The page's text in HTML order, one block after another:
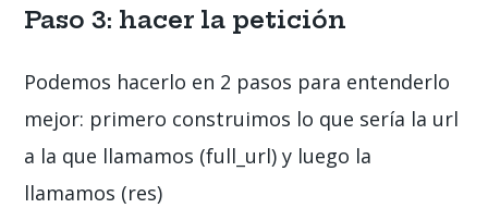
Paso 3: hacer la petición
Podemos hacerlo en 2 pasos para entenderlo
mejor: primero construimos lo que sería la url
a la que llamamos (full_url) y luego la
llamamos (res)